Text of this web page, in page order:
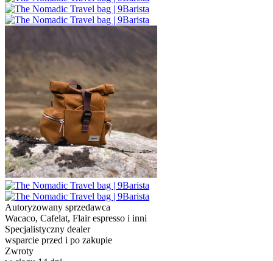
Autoryzowany sprzedawca
Wacaco, Cafelat, Flair espresso i inni
Specjalistyczny dealer
wsparcie przed i po zakupie
Zwroty